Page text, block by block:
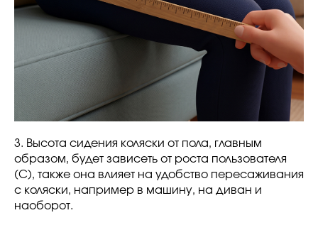
3. Высота сидения коляски от пола, главным
образом, будет зависеть от роста пользователя
(C), также она влияет на удобство пересаживания
с коляски, например в машину, на диван и
наоборот.